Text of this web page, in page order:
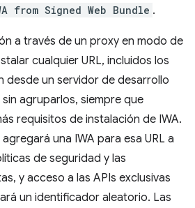
from Signed Web Bundle .
a través de un proxy en modo de
cualquier URL, incluidos los
desde un servidor de desarrollo
agruparlos, siempre que
requisitos de instalación de IWA.
una IWA para esa URL a
de seguridad y las
y acceso a las APIs exclusivas
un identificador aleatorio. Las